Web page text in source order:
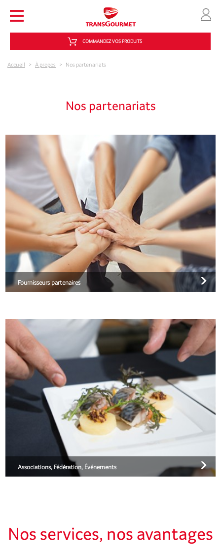
COMMANDEZ VOS PRODUITS
Accueil > À propos > Nos partenariats
Nos partenariats
Fournisseurs partenaires
Associations, Fédération, Événements
Nos services, nos avantages